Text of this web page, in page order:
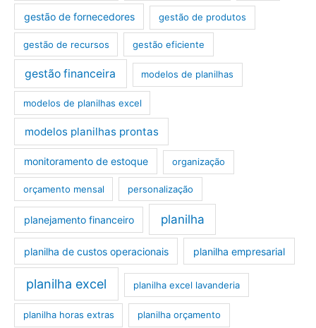
gestão de fornecedores gestão de produtos
gestão de recursos gestão eficiente
gestão financeira modelos de planilhas
modelos de planilhas excel
modelos planilhas prontas
monitoramento de estoque organização
orçamento mensal personalização
planejamento financeiro planilha
planilha de custos operacionais planilha empresarial
planilha excel planilha excel lavanderia
planilha horas extras planilha orçamento